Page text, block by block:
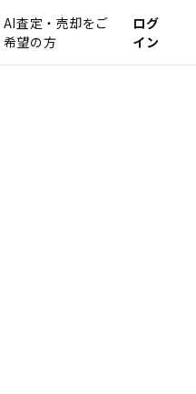
AI査定・売却をご
希望の方
ログ
イン